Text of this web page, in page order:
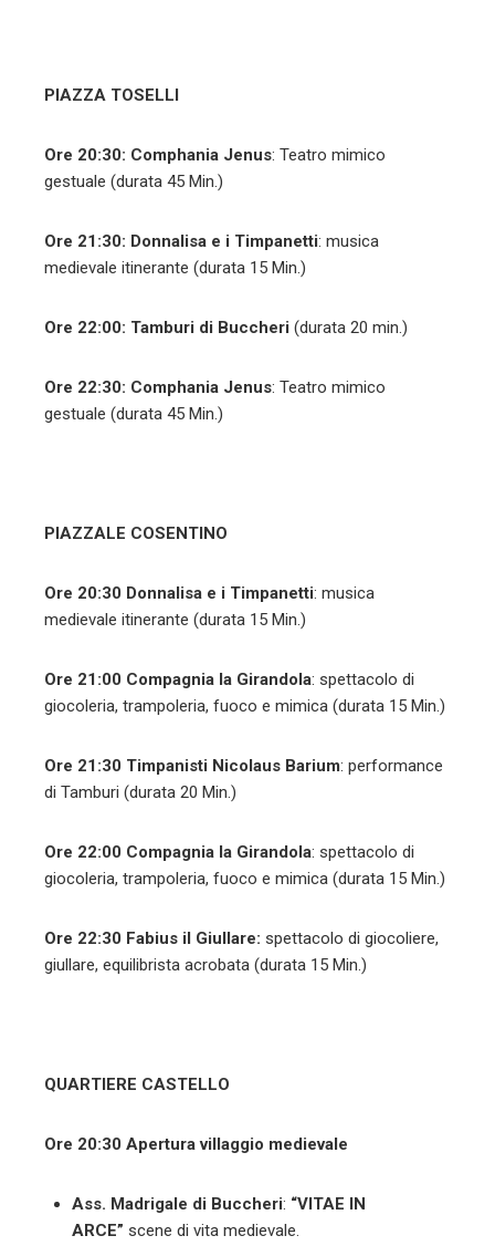
PIAZZA TOSELLI
Ore 20:30: Comphania Jenus: Teatro mimico
gestuale (durata 45 Min.)
Ore 21:30: Donnalisa e i Timpanetti: musica
medievale itinerante (durata 15 Min.)
Ore 22:00: Tamburi di Buccheri (durata 20 min.)
Ore 22:30: Comphania Jenus: Teatro mimico
gestuale (durata 45 Min.)
PIAZZALE COSENTINO
Ore 20:30 Donnalisa e i Timpanetti: musica
medievale itinerante (durata 15 Min.)
Ore 21:00 Compagnia la Girandola: spettacolo di
giocoleria, trampoleria, fuoco e mimica (durata 15 Min.)
Ore 21:30 Timpanisti Nicolaus Barium: performance
di Tamburi (durata 20 Min.)
Ore 22:00 Compagnia la Girandola: spettacolo di
giocoleria, trampoleria, fuoco e mimica (durata 15 Min.)
Ore 22:30 Fabius il Giullare: spettacolo di giocoliere,
giullare, equilibrista acrobata (durata 15 Min.)
QUARTIERE CASTELLO
Ore 20:30 Apertura villaggio medievale
Ass. Madrigale di Buccheri: “VITAE IN
ARCE” scene di vita medievale.